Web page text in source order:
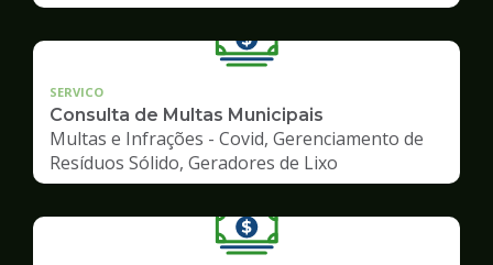
SERVICO
Consulta de Multas Municipais
Multas e Infrações - Covid, Gerenciamento de
Resíduos Sólido, Geradores de Lixo